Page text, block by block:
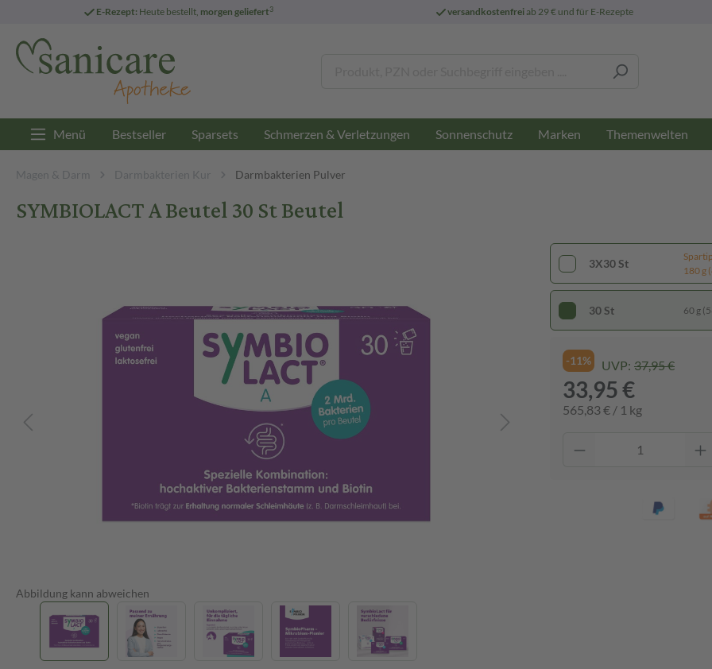
E-Rezept: Heute bestellt, morgen geliefert3 versandkostenfreiab 29 € und für E-Rezepte
Menü Bestseller Sparsets Schmerzen & Verletzungen Sonnenschutz Marken Themenwelten
Magen & Darm Darmbakterien Kur Darmbakterien Pulver
SYMBIOLACT A Beutel 30 St Beutel
Abbildung kann abweichen
3X30 St
180 g
30 St 60 g
-11% UVP: 37,95 €
33,95 €
565,83 € / 1 kg